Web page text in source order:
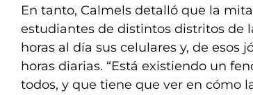
En tanto, Calmels detalló que la
estudiantes de distintos distritos de
horas al día sus celulares y, de esos
horas diarias. “Está existiendo un
todos, y que tiene que ver en cómo